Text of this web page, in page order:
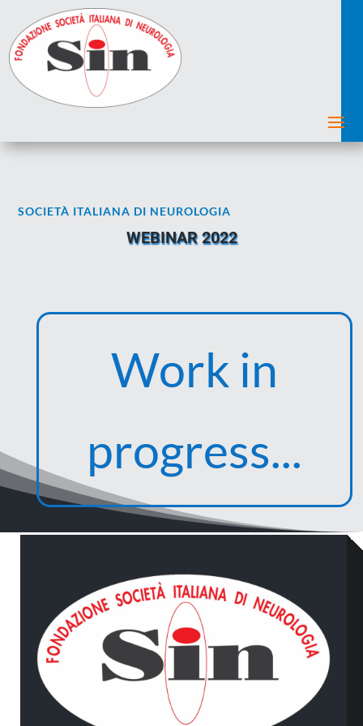
SOCIETÀ ITALIANA DI NEUROLOGIA
WEBINAR 2022
Work in
progress...